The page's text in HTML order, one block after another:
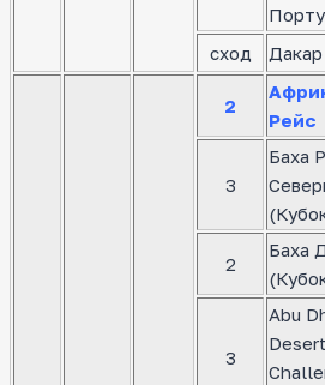
сход
Дакар
2
Рейс
3
Баха
2
Баха
3
Abu
Desert